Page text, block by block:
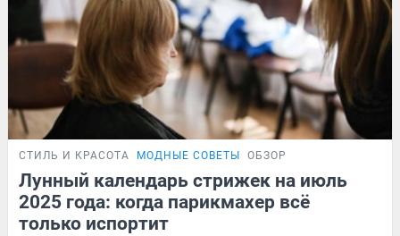
СТИЛЬ И КРАСОТА МОДНЫЕ СОВЕТЫ ОБЗОР
Лунный календарь стрижек на июль
2025 года: когда парикмахер всё
только испортит